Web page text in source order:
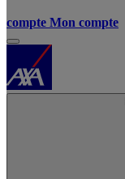
compte Mon compte